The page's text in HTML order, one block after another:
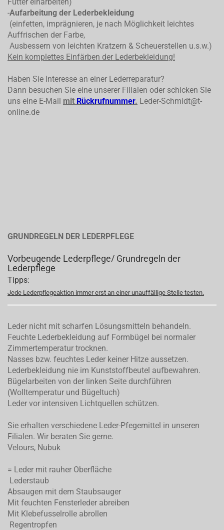
-Aufarbeitung der Lederbekleidung
(einfetten, imprägnieren, je nach Möglichkeit leichtes
Auffrischen der Farbe,
Ausbessern von leichten Kratzern & Scheuerstellen u.s.w.)
Kein komplettes Einfärben der Lederbekleidung!
Haben Sie Interesse an einer Lederreparatur?
Dann besuchen Sie eine unserer Filialen oder schicken Sie
uns eine E-Mail mit Rückrufnummer. Leder-Schmidt@t-
online.de
GRUNDREGELN DER LEDERPFLEGE
Vorbeugende Lederpflege/ Grundregeln der
Lederpflege
Tipps:
Jede Lederpflegeaktion immer erst an einer unauffällige Stelle testen.
Leder nicht mit scharfen Lösungsmitteln behandeln.
Feuchte Lederbekleidung auf Formbügel bei normaler
Zimmertemperatur trocknen.
Nasses bzw. feuchtes Leder keiner Hitze aussetzen.
Lederbekleidung nie im Kunststoffbeutel aufbewahren.
Bügelarbeiten von der linken Seite durchführen
(Wolltemperatur und Bügeltuch)
Leder vor intensiven Lichtquellen schützen.
Sie erhalten verschiedene Leder-Pfegemittel in unseren
Filialen. Wir beraten Sie gerne.
Velours, Nubuk
= Leder mit rauher Oberfläche
Lederstaub
Absaugen mit dem Staubsauger
Mit feuchten Fensterleder abreiben
Mit Klebefusselrolle abrollen
Regentropfen